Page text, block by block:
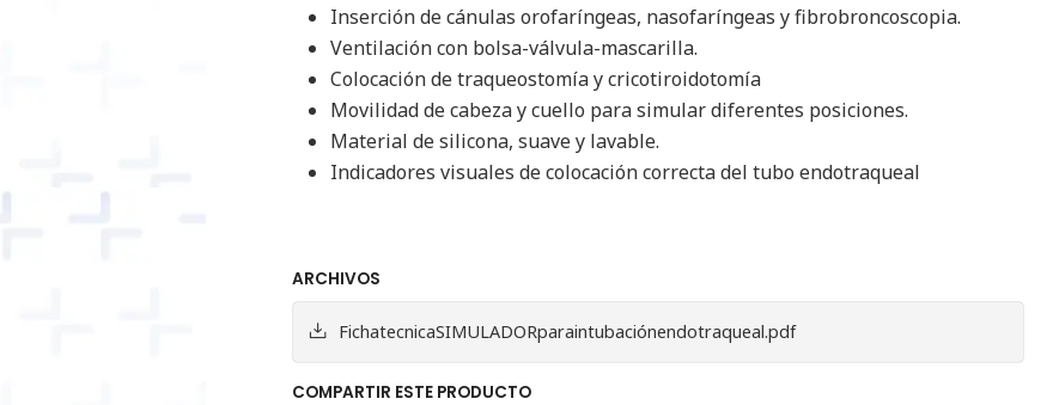
Inserción de cánulas orofaríngeas, nasofaríngeas y fibrobroncoscopia.
Ventilación con bolsa-válvula-mascarilla.
Colocación de traqueostomía y cricotiroidotomía
Movilidad de cabeza y cuello para simular diferentes posiciones.
Material de silicona, suave y lavable.
Indicadores visuales de colocación correcta del tubo endotraqueal
ARCHIVOS
FichatecnicaSIMULADORparaintubaciónendotraqueal.pdf
COMPARTIR ESTE PRODUCTO